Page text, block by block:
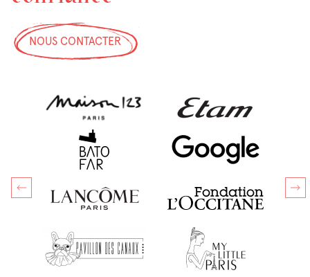
NOUS CONTACTER